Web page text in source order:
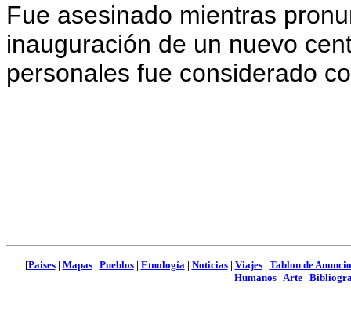
Fue asesinado mientras
inauguración de un nuevo
personales fue considerado
[Paises| Mapas| Pueblos| Etnología| Noticias| Viajes| Tablon de
Humanos | Arte |